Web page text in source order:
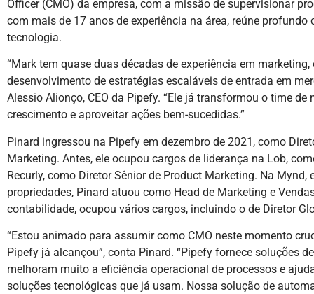
Officer (CMO) da empresa, com a missão de supervisionar
com mais de 17 anos de experiência na área, reúne
tecnologia.
“Mark tem quase duas décadas de experiência em
desenvolvimento de estratégias escaláveis de entrada em
Alessio Alionço, CEO da Pipefy. “Ele já transformou o time
crescimento e aproveitar ações bem-sucedidas.”
Pinard ingressou na Pipefy em dezembro de 2021, como
Marketing. Antes, ele ocupou cargos de liderança na Lob,
Recurly, como Diretor Sênior de Product Marketing. Na
propriedades, Pinard atuou como Head de Marketing e
contabilidade, ocupou vários cargos, incluindo o de Diretor
“Estou animado para assumir como CMO neste momento
Pipefy já alcançou”, conta Pinard. “Pipefy fornece soluções
melhoram muito a eficiência operacional de processos e
soluções tecnológicas que já usam. Nossa solução de